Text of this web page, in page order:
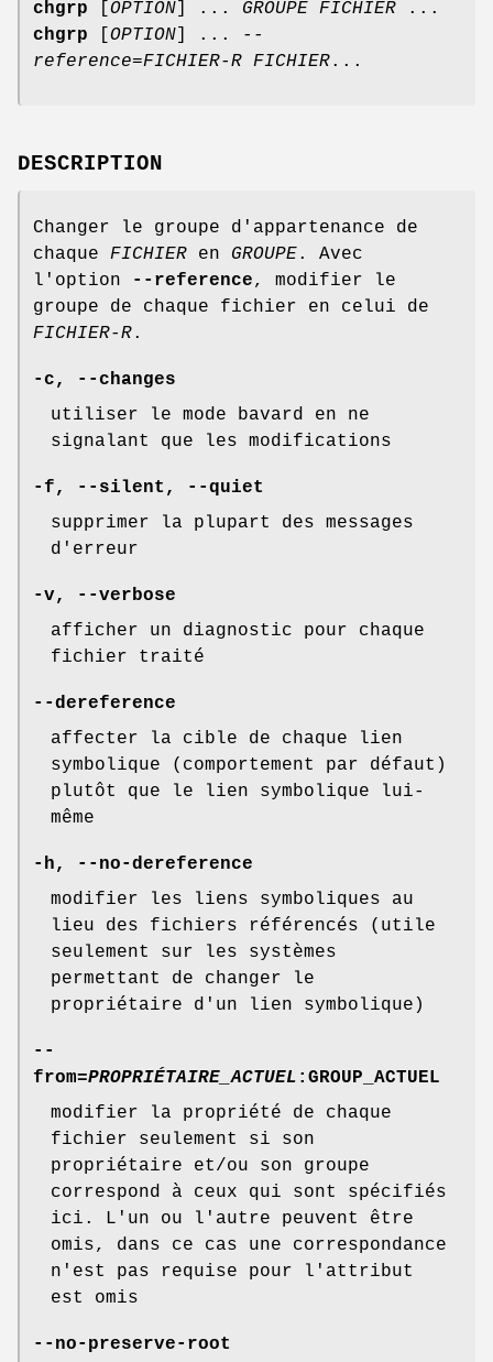
chgrp OPTION ] ... GROUPE FICHIER ...
chgrp
OPTION ] ...
--
reference=FICHIER-R FICHIER...
DESCRIPTION
Changer le groupe d'appartenance de
chaque FICHIER en GROUPE. Avec
l'option
--reference, modifier le
groupe de chaque fichier en celui de
FICHIER-R.
-c ,
--changes
utiliser le mode bavard en ne
signalant que les modifications
-f , --silent ,
--quiet
supprimer la plupart des messages
d'erreur
-v,
--verbose
afficher un diagnostic pour chaque
fichier traité
--dereference
affecter la cible de chaque lien
symbolique (comportement par défaut)
plutôt que le lien symbolique lui-
même
-h ,
--no-dereference
modifier les liens symboliques au
lieu des fichiers référencés (utile
seulement sur les systèmes
permettant de changer le
propriétaire d'un lien symbolique)
--
from=PROPRIÉTAIRE_ACTUEL :GROUP_ACTUEL
modifier la propriété de chaque
fichier seulement si son
propriétaire et/ou son groupe
correspond à ceux qui sont spécifiés
ici. L'un ou l'autre peuvent être
omis, dans ce cas une correspondance
n'est pas requise pour l'attribut
est omis
--no-preserve-root